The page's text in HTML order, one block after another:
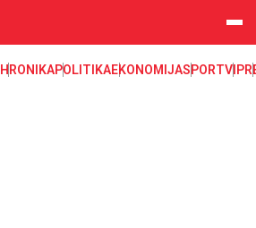
HRONIKAPOLITIKAEKONOMIJASPORTVIP